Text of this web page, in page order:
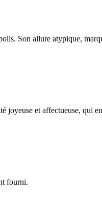
Son allure atypique,
joyeuse et affectueuse, qui
fourni.